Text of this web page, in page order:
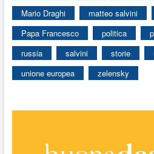
Mario Draghi
matteo salvini
Papa Francesco
politica
russia
salvini storie
unione europea
zelensky